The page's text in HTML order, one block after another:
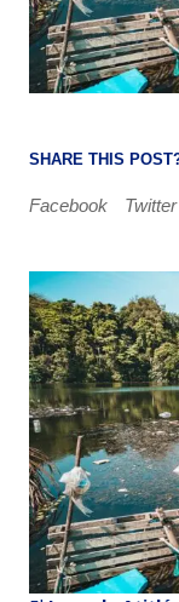
SHARE THIS
Facebook Twitter